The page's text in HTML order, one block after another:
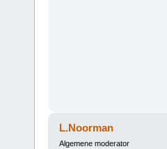
L.Noorman
Algemene moderator